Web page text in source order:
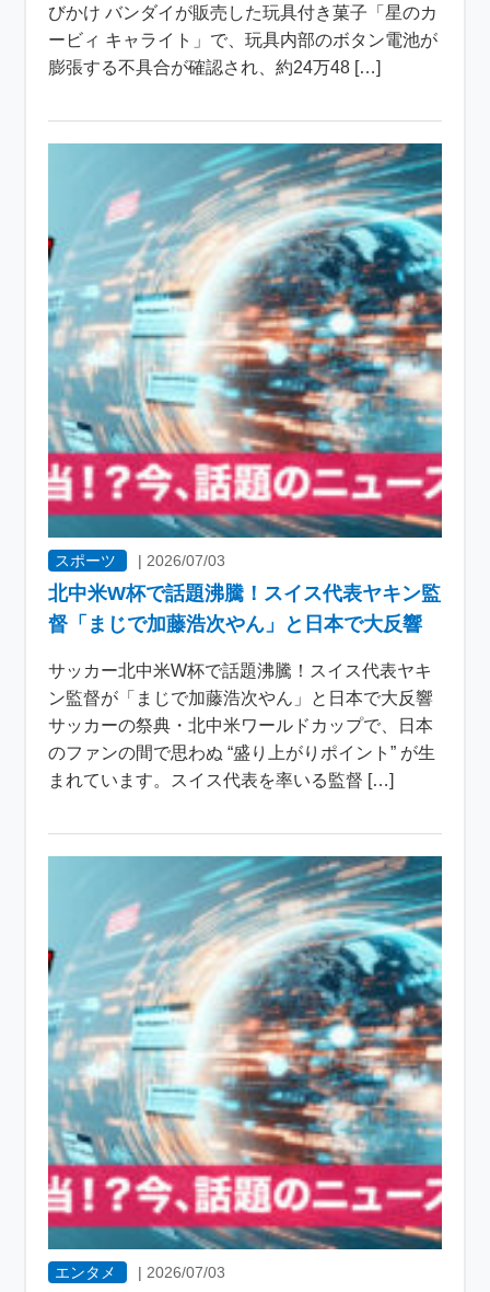
びかけ バンダイが販売した玩具付き菓子「星のカ
ービィ キャライト」で、玩具内部のボタン電池が
膨張する不具合が確認され、約24万48 […]
スポーツ | 2026/07/03
北中米W杯で話題沸騰！スイス代表ヤキン監
督「まじで加藤浩次やん」と日本で大反響
サッカー北中米W杯で話題沸騰！スイス代表ヤキ
ン監督が「まじで加藤浩次やん」と日本で大反響
サッカーの祭典・北中米ワールドカップで、日本
のファンの間で思わぬ “盛り上がりポイント” が生
まれています。スイス代表を率いる監督 […]
エンタメ | 2026/07/03